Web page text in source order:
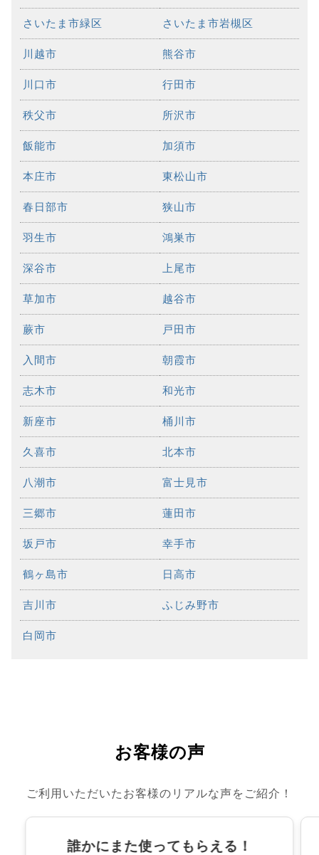
さいたま市緑区 さいたま市岩槻区
川越市 熊谷市
川口市 行田市
秩父市 所沢市
飯能市 加須市
本庄市 東松山市
春日部市 狭山市
羽生市 鴻巣市
深谷市 上尾市
草加市 越谷市
蕨市 戸田市
入間市 朝霞市
志木市 和光市
新座市 桶川市
久喜市 北本市
八潮市 富士見市
三郷市 蓮田市
坂戸市 幸手市
鶴ヶ島市 日高市
吉川市 ふじみ野市
白岡市
お客様の声
ご利用いただいたお客様のリアルな声をご紹介！
誰かにまた使ってもらえる！